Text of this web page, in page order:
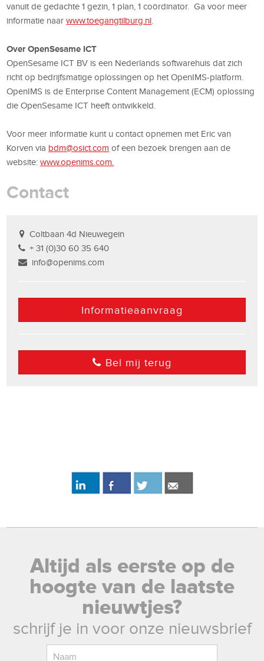
vanuit de gedachte 1 gezin, 1 plan, 1 coördinator. Ga voor meer
informatie naarwww.toegangtilburg.nl
Over OpenSesame ICT
OpenSesame ICT BV is een Nederlands softwarehuis dat zich
richt op bedrijfsmatige oplossingen op het OpenIMS-platform.
OpenIMS is de Enterprise Content Management (ECM) oplossing
die OpenSesame ICT heeft ontwikkeld.
Voor meer informatie kunt u contact opnemen met Eric van
Korven via bdm@osict.com of een bezoek brengen aan de
website:www.openims.com.
Contact
Coltbaan 4d Nieuwegein
+ 31 (0)30 60 35 640
info@openims.com
Informatieaanvraag
Bel mij terug
Altijd als eerste op de
hoogte van de laatste
nieuwtjes?
schrijf je in voor onze nieuwsbrief